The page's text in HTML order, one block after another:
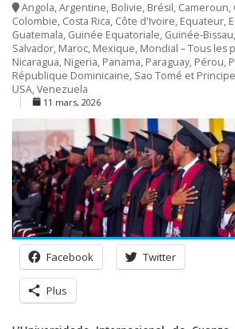
Angola,Argentine, Bolivie, Brésil, Cameroun,
Colombie, Costa Rica, Côte d'Ivoire, Equateur,
Guatemala, Guinée Equatoriale, Guinée-Bissau,
Salvador, Maroc, Mexique, Mondial – Tous les
Nicaragua, Nigeria, Panama, Paraguay, Pérou,
République Dominicaine, Sao Tomé et Principe
USA,Venezuela
11 mars, 2026
Facebook Twitter
Plus